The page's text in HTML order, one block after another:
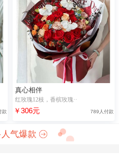
款
真心相伴
红玫瑰12枝，香槟玫瑰··
￥306元 789人付款
气爆款